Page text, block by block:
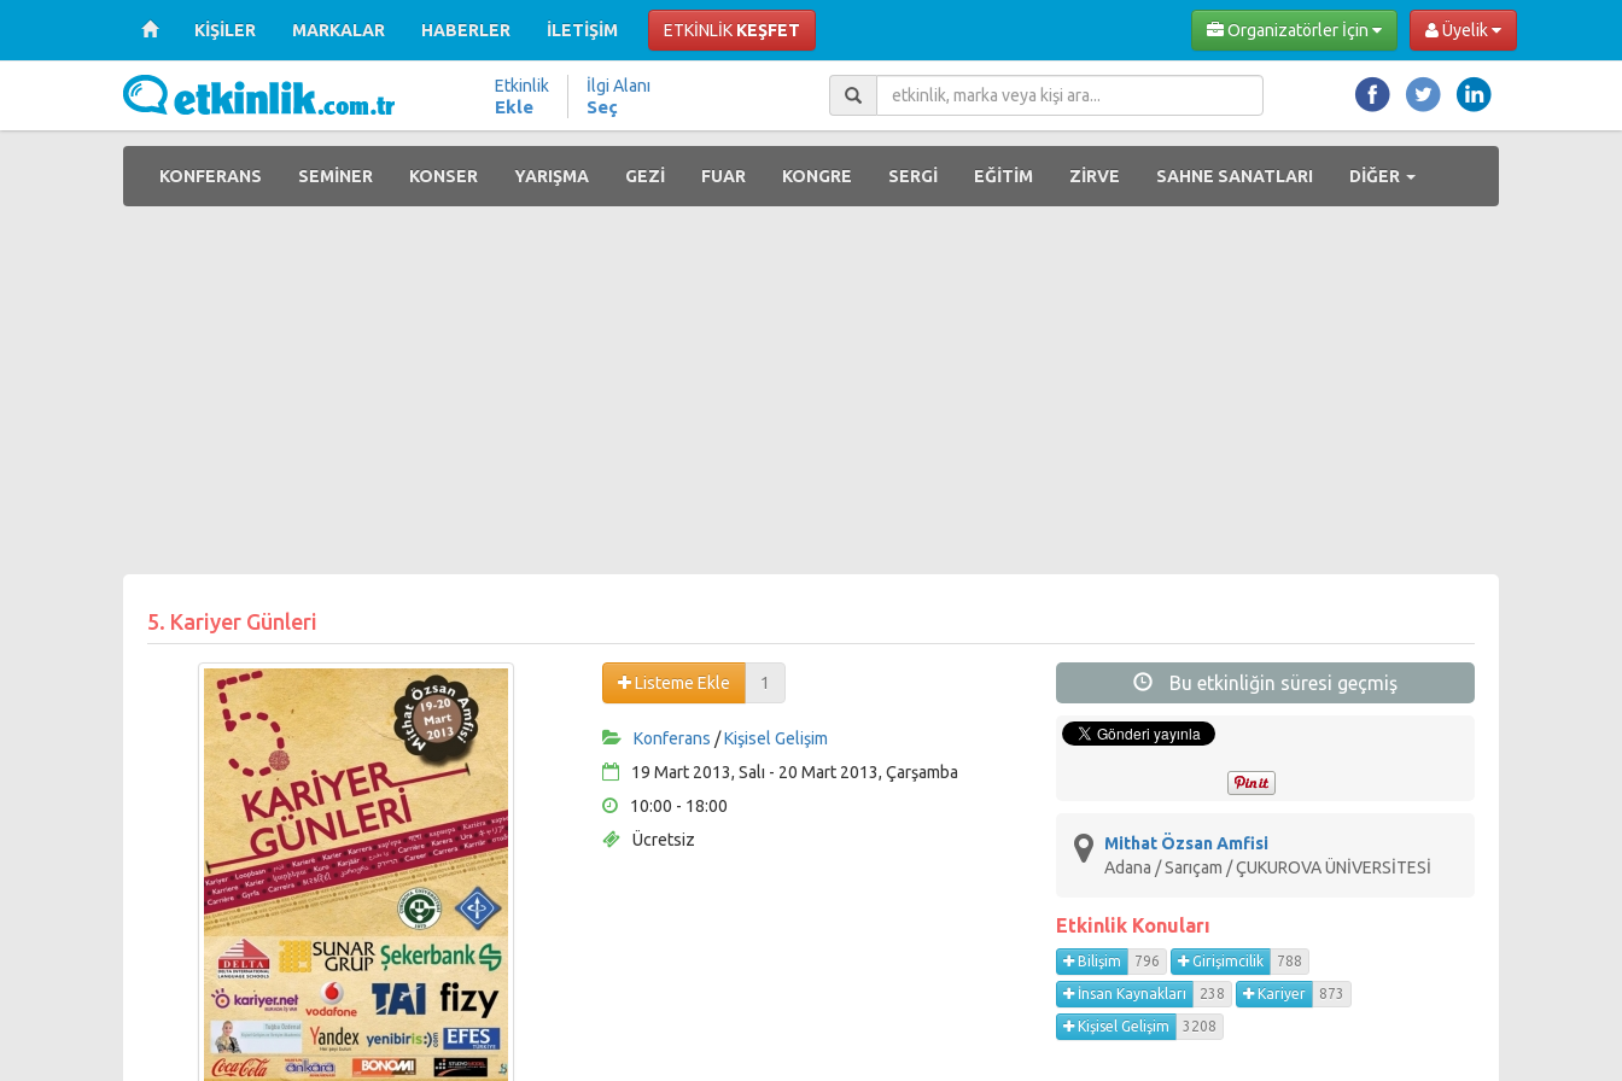
KİŞİLER MARKALAR HABERLER İLETİŞİM ETKİNLİK KEŞFET Üyelik
Organizatörler İçin
Etkinlik
Ekle
İlgi Alanı
Seç
KONFERANS SEMİNER KONSER YARIŞMA GEZİ FUAR KONGRE SERGİ EĞİTİM ZİRVE SAHNE SANATLARI DİĞER
5. Kariyer Günleri
Listeme Ekle 1
Konferans /Kişisel Gelişim
19 Mart 2013, Salı - 20 Mart 2013, Çarşamba
10:00 - 18:00
Ücretsiz
Bu etkinliğin süresi geçmiş
Mithat Özsan Amfisi
Adana / Sarıçam / ÇUKUROVA ÜNİVERSİTESİ
Etkinlik Konuları
Bilişim 796 Girişimcilik 788
İnsan Kaynakları 238 Kariyer 873
Kişisel Gelişim 3208